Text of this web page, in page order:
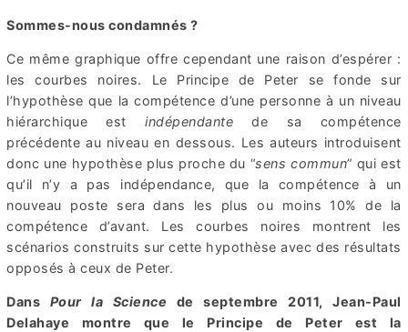
Sommes-nous condamnés ?
Ce même graphique offre cependant une raison d’espérer :
les courbes noires. Le Principe de Peter se fonde sur
l’hypothèse que la compétence d’une personne à un niveau
hiérarchique estindépendante de sa compétence
précédente au niveau en dessous. Les auteurs introduisent
donc une hypothèse plus proche du “sens commun” qui est
qu’il n’y a pas indépendance, que la compétence à un
nouveau poste sera dans les plus ou moins 10% de la
compétence d’avant. Les courbes noires montrent les
scénarios construits sur cette hypothèse avec des résultats
opposés à ceux de Peter.
Dans Pour la Science de septembre 2011, Jean-Paul
Delahaye montre que le Principe de Peter est la